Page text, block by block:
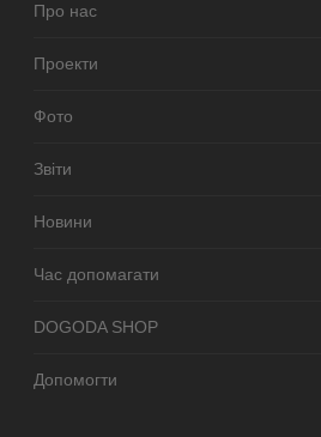
Про нас
Проекти
Фото
Звіти
Новини
Час допомагати
DOGODA SHOP
Допомогти